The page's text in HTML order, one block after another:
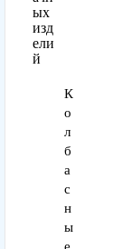
ых
изд
ели
й
К
о
л
б
а
с
н
ы
е